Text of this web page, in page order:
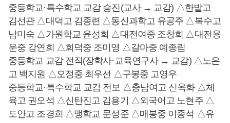
중등학교·특수학교 교감 승진(교사 → 교감) △한밭고
김선관 △대덕고 김종련 △동신과학고 유공주 △복수고
남미숙 △가원학교 윤성희 △대전여중 조창희 △대전용
운중 강연희 △회덕중 조미영 △갈마중 예종림
중등학교 교감 전직(장학사·교육연구사 → 교감) △노은
고 백지원 △오정중 최우선 △구봉중 고영우
중등학교·특수학교 교감 전보 △충남여고 신옥화 △체
육고 권오석 △신탄진고 김용기 △외국어고 노현주 △
도안고 조경희 △맹학교 문성준 △매봉중 이종석 △유